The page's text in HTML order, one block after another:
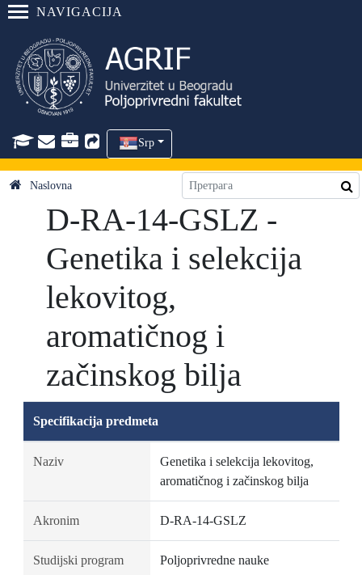
NAVIGACIJA
Srp
Naslovna
D-RA-14-GSLZ -
Genetika i selekcija
lekovitog,
aromatičnog i
začinskog bilja
Specifikacija predmeta
Naziv
Genetika i selekcija lekovitog,
aromatičnog i začinskog bilja
Akronim D-RA-14-GSLZ
Studijski program Poljoprivredne nauke